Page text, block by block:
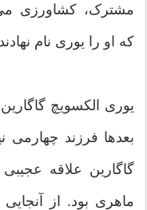
مشترک، کشاورزی
که او را یوری نام
یوری الکسویچ
بعد‌ها فرزند چهارمی
گاگارین علاقه‌
ماهری بود. از